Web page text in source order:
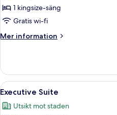
1 kingsize-säng
Gratis wi-fi
Mer information
Mer
Suite
Öppna
alla
foton
6
Executive Suite
Utsikt mot staden